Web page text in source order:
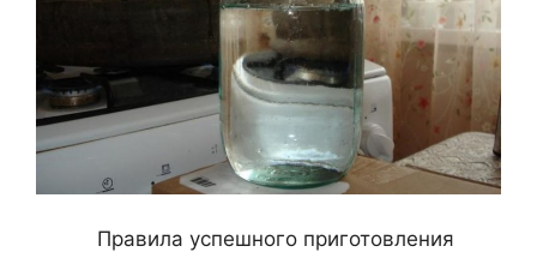
Правила успешного приготовления